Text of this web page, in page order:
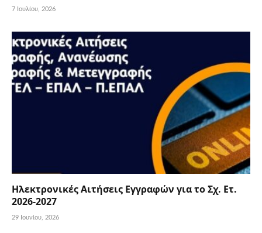
7 Ιουλίου, 2026
Ηλεκτρονικές Αιτήσεις Εγγραφών για το Σχ. Ετ.
2026-2027
29 Ιουνίου, 2026